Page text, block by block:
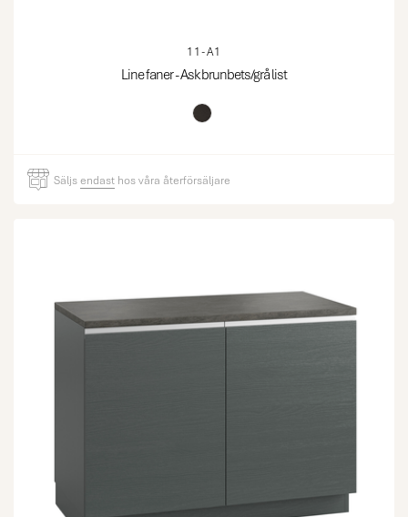
11-A1
Line faner - Ask brunbets/grå list
Säljsendast hos våra återförsäljare